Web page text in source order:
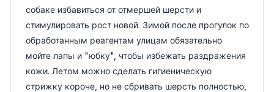
собаке избавиться от отмершей шерсти и
стимулировать рост новой. Зимой после прогулок по
обработанным реагентам улицам обязательно
мойте лапы и "юбку", чтобы избежать раздражения
кожи. Летом можно сделать гигиеническую
стрижку короче, но не сбривать шерсть полностью,